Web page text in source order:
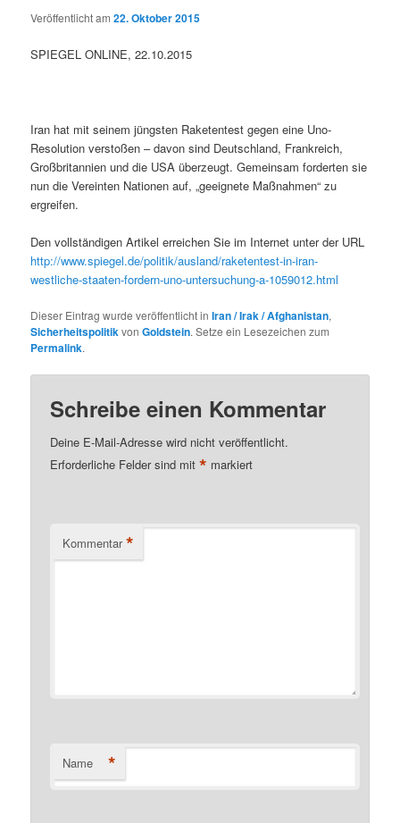
Veröffentlicht am22. Oktober 2015
SPIEGEL ONLINE, 22.10.2015
Iran hat mit seinem jüngsten Raketentest gegen eine Uno-
Resolution verstoßen – davon sind Deutschland, Frankreich,
Großbritannien und die USA überzeugt. Gemeinsam forderten sie
nun die Vereinten Nationen auf, „geeignete Maßnahmen“ zu
ergreifen.
Den vollständigen Artikel erreichen Sie im Internet unter der URL
http://www.spiegel.de/politik/ausland/raketentest-in-iran-
westliche-staaten-fordern-uno-untersuchung-a-1059012.html
Dieser Eintrag wurde veröffentlicht inIran / Irak / Afghanistan,
SicherheitspolitikvonGoldstein. Setze ein Lesezeichen zum
Permalink.
Schreibe einen Kommentar
Deine E-Mail-Adresse wird nicht veröffentlicht.
Erforderliche Felder sind mit* markiert
Kommentar *
Name *